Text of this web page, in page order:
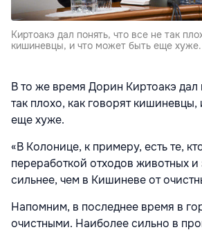
Киртоакэ дал понять, что все не так
кишиневцы, и что может быть еще
В то же время Дорин Киртоакэ дал
так плохо, как говорят кишиневцы,
еще хуже.
«В Колонице, к примеру, есть те,
переработкой отходов животных и
сильнее, чем в Кишиневе от
Напомним, в последнее время в
очистными. Наиболее сильно в